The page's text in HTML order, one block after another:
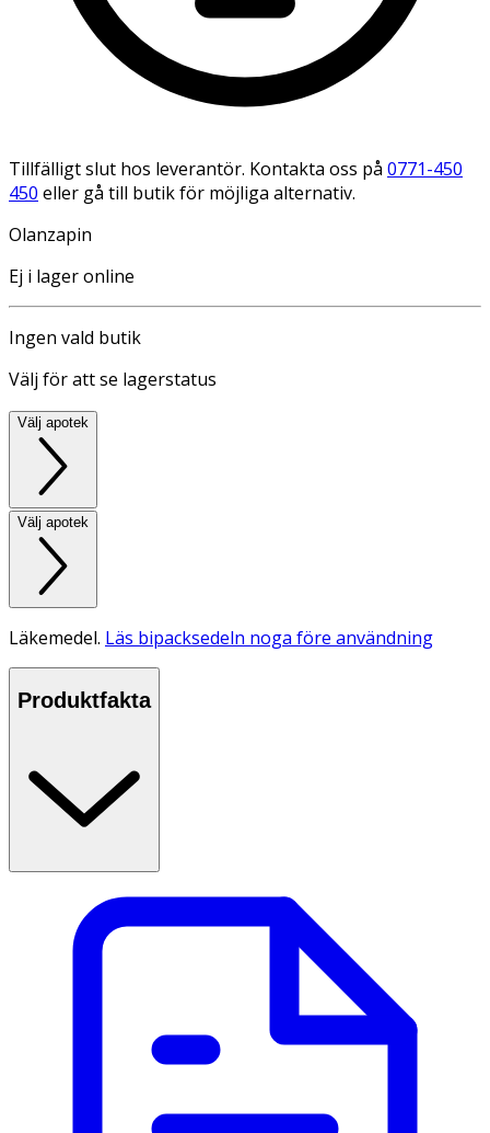
Tillfälligt slut hos leverantör. Kontakta oss på 0771-450
450 eller gå till butik för möjliga alternativ.
Olanzapin
Ej i lager online
Ingen vald butik
Välj för att se lagerstatus
Välj apotek
Välj apotek
Läkemedel. Läs bipacksedeln noga före användning
Produktfakta